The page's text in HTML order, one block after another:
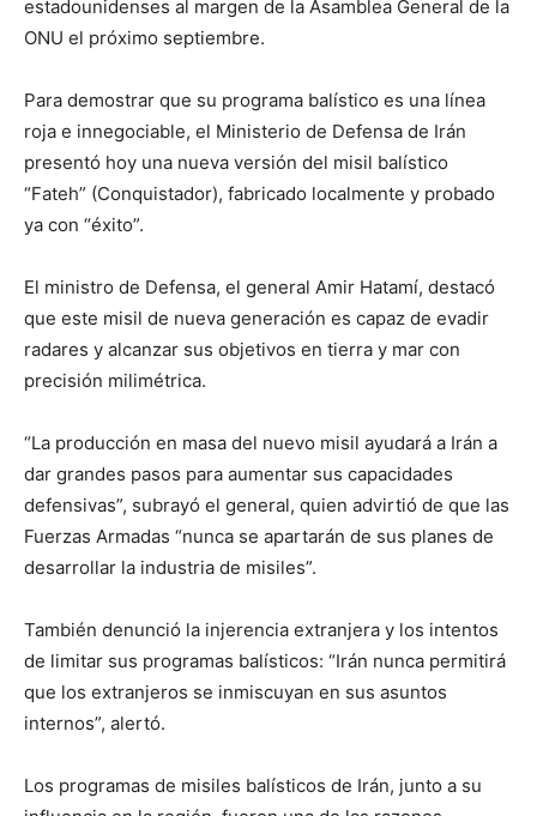
estadounidenses al margen de la Asamblea General de la
ONU el próximo septiembre.
Para demostrar que su programa balístico es una línea
roja e innegociable, el Ministerio de Defensa de Irán
presentó hoy una nueva versión del misil balístico
“Fateh” (Conquistador), fabricado localmente y probado
ya con “éxito”.
El ministro de Defensa, el general Amir Hatamí, destacó
que este misil de nueva generación es capaz de evadir
radares y alcanzar sus objetivos en tierra y mar con
precisión milimétrica.
“La producción en masa del nuevo misil ayudará a Irán a
dar grandes pasos para aumentar sus capacidades
defensivas”, subrayó el general, quien advirtió de que las
Fuerzas Armadas “nunca se apartarán de sus planes de
desarrollar la industria de misiles”.
También denunció la injerencia extranjera y los intentos
de limitar sus programas balísticos: “Irán nunca permitirá
que los extranjeros se inmiscuyan en sus asuntos
internos”, alertó.
Los programas de misiles balísticos de Irán, junto a su